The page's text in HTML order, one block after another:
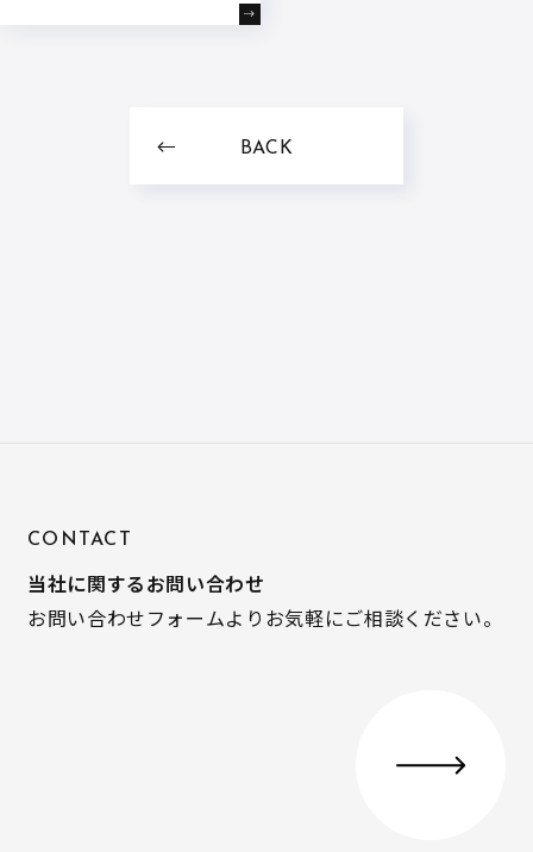
有頭うなぎの蒲焼』を7
月3日18:00～予約受付開
BACK
CONTACT
当社に関するお問い合わせ
お問い合わせフォームよりお気軽にご相談ください。